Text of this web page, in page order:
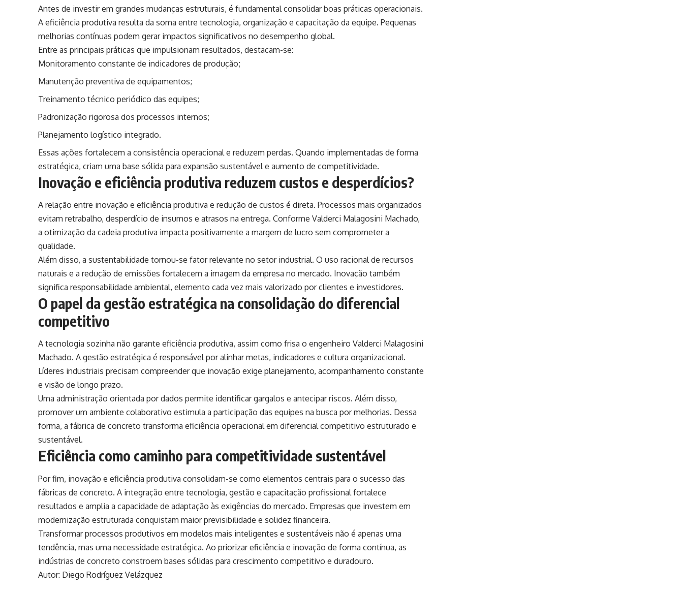
Antes de investir em grandes mudanças estruturais, é fundamental consolidar boas práticas operacionais.
A eficiência produtiva resulta da soma entre tecnologia, organização e capacitação da equipe. Pequenas
melhorias contínuas podem gerar impactos significativos no desempenho global.
Entre as principais práticas que impulsionam resultados, destacam-se:
Monitoramento constante de indicadores de produção;
Manutenção preventiva de equipamentos;
Treinamento técnico periódico das equipes;
Padronização rigorosa dos processos internos;
Planejamento logístico integrado.
Essas ações fortalecem a consistência operacional e reduzem perdas. Quando implementadas de forma
estratégica, criam uma base sólida para expansão sustentável e aumento de competitividade.
Inovação e eficiência produtiva reduzem custos e desperdícios?
A relação entre inovação e eficiência produtiva e redução de custos é direta. Processos mais organizados
evitam retrabalho, desperdício de insumos e atrasos na entrega. Conforme Valderci Malagosini Machado,
a otimização da cadeia produtiva impacta positivamente a margem de lucro sem comprometer a
qualidade.
Além disso, a sustentabilidade tornou-se fator relevante no setor industrial. O uso racional de recursos
naturais e a redução de emissões fortalecem a imagem da empresa no mercado. Inovação também
significa responsabilidade ambiental, elemento cada vez mais valorizado por clientes e investidores.
O papel da gestão estratégica na consolidação do diferencial
competitivo
A tecnologia sozinha não garante eficiência produtiva, assim como frisa o engenheiro Valderci Malagosini
Machado. A gestão estratégica é responsável por alinhar metas, indicadores e cultura organizacional.
Líderes industriais precisam compreender que inovação exige planejamento, acompanhamento constante
e visão de longo prazo.
Uma administração orientada por dados permite identificar gargalos e antecipar riscos. Além disso,
promover um ambiente colaborativo estimula a participação das equipes na busca por melhorias. Dessa
forma, a fábrica de concreto transforma eficiência operacional em diferencial competitivo estruturado e
sustentável.
Eficiência como caminho para competitividade sustentável
Por fim, inovação e eficiência produtiva consolidam-se como elementos centrais para o sucesso das
fábricas de concreto. A integração entre tecnologia, gestão e capacitação profissional fortalece
resultados e amplia a capacidade de adaptação às exigências do mercado. Empresas que investem em
modernização estruturada conquistam maior previsibilidade e solidez financeira.
Transformar processos produtivos em modelos mais inteligentes e sustentáveis não é apenas uma
tendência, mas uma necessidade estratégica. Ao priorizar eficiência e inovação de forma contínua, as
indústrias de concreto constroem bases sólidas para crescimento competitivo e duradouro.
Autor: Diego Rodríguez Velázquez